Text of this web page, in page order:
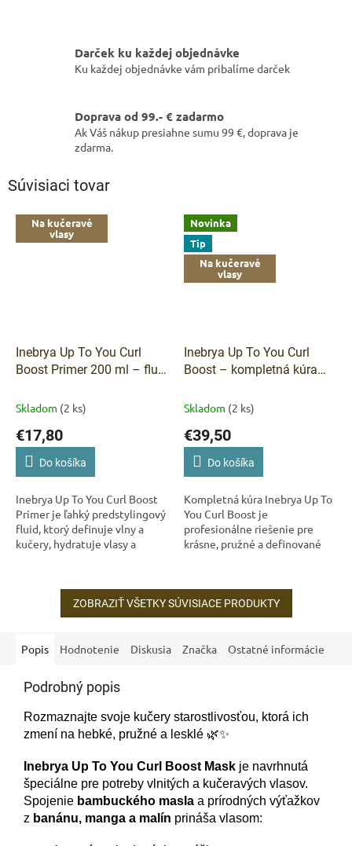
Darček ku každej objednávke
Ku každej objednávke vám pribalíme darček
Doprava od 99.- € zadarmo
Ak Váš nákup presiahne sumu 99 €, doprava je
zdarma.
Súvisiaci tovar
Na kučeravé
vlasy
Inebrya Up To You Curl
Boost Primer 200 ml – fluid
kučery
Skladom (2 ks)
€17,80
Do košíka
Inebrya Up To You Curl Boost
Primer je ľahký predstylingový
fluid, ktorý definuje vlny a
kučery, hydratuje vlasy a
vegánske...
Novinka
Tip
Na kučeravé
vlasy
Inebrya Up To You Curl
Boost – kompletná kúra
(šampón + maska + primer
Skladom (2 ks)
€39,50
Do košíka
Kompletná kúra Inebrya Up To
You Curl Boost je
profesionálne riešenie pre
krásne, pružné a definované
čo vaše vlasy...
ZOBRAZIŤ VŠETKY SÚVISIACE PRODUKTY
Popis Hodnotenie Diskusia Značka Ostatné informácie
Podrobný popis
Rozmaznajte svoje kučery starostlivosťou, ktorá ich
zmení na hebké, pružné a lesklé 🌿✨
Inebrya Up To You Curl Boost Mask je navrhnutá
špeciálne pre potreby vlnitých a kučeravých vlasov.
Spojenie bambuckého masla a prírodných výťažkov
z banánu, manga a malín prináša vlasom: